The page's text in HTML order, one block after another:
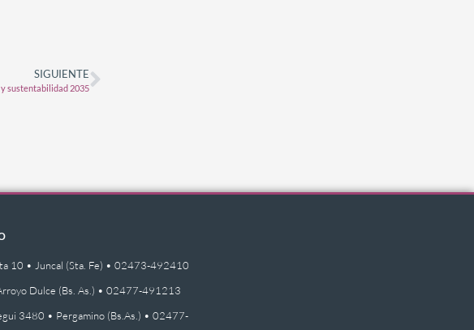
SIGUIENTE
sustentabilidad 2035
10 • Juncal (Sta. Fe) • 02473-492410
Dulce (Bs. As.) • 02477-491213
3480 • Pergamino (Bs.As.) • 02477-